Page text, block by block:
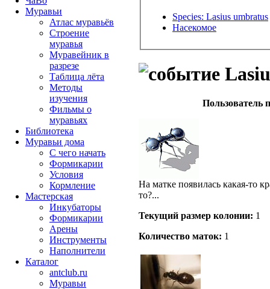
Species: Lasius umbratus
Насекомое
Пользователь
На матке появилась какая-то
то?...
Текущий размер кoлонии: 1
Количество маток: 1
Муравьи
Атлас муравьёв
Строение
муравья
Муравейник в
разрезе
Таблица лёта
Методы
изучения
Фильмы о
муравьях
Библиотека
Муравьи дома
С чего начать
Формикарии
Условия
Кормление
Мастерская
Инкубаторы
Формикарии
Арены
Инструменты
Наполнители
Каталог
antclub.ru
Муравьи